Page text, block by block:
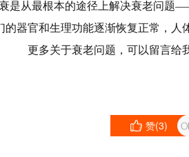
是从最根本的途径上解决衰老问题
的器官和生理功能逐渐恢复正常，人
更多关于衰老问题，可以留言给
赞(3)